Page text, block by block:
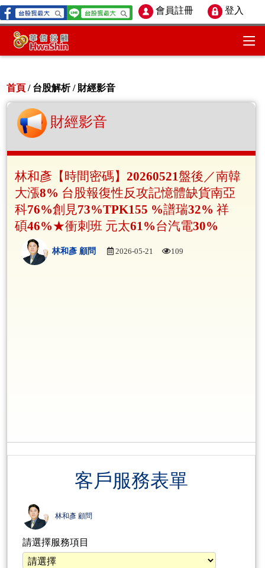
會員註冊 登入
首頁 / 台股解析 / 財經影音
財經影音
林和彥【時間密碼】20260521盤後／南韓
大漲8% 台股報復性反攻記憶體缺貨南亞
科76%創見73%TPK155 %譜瑞32% 祥
碩46%★衝刺班 元太61%台汽電30%
林和彥 顧問 2026-05-21 109
客戶服務表單
林和彥 顧問
請選擇服務項目